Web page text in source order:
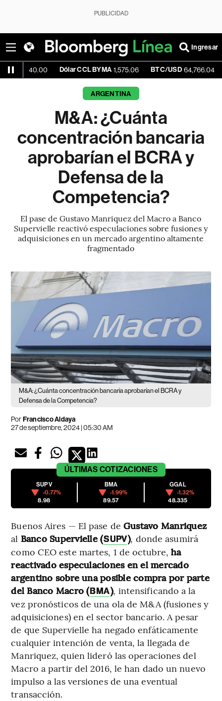
PUBLICIDAD
Ingresar
Dólar CCL BYMA 1,575.06 BTC/USD 64,766.04 -0.03%
ARGENTINA
M&A: ¿Cuánta
concentración bancaria
aprobarían el BCRA y
Defensa de la
Competencia?
El pase de Gustavo Manriquez del Macro a Banco
Supervielle reactivó especulaciones sobre fusiones y
adquisiciones en un mercado argentino altamente
fragmentado
M&A: ¿Cuánta concentración bancaria aprobarían el BCRA y
Defensa de la Competencia?
PorFrancisco Aldaya
27 de septiembre, 2024 | 05:30 AM
ÚLTIMAS COTIZACIONES
SUPV
-0.77%
8.98
BMA
-1.99%
89.57
GGAL
-1.32%
48.335
Buenos Aires — El pase de Gustavo Manriquez
al Banco Supervielle (SUPV), donde asumirá
como CEO este martes, 1 de octubre, ha
reactivado especulaciones en el mercado
argentino sobre una posible compra por parte
del Banco Macro (BMA), intensificando a la
vez pronósticos de una ola de M&A (fusiones y
adquisiciones) en el sector bancario. A pesar
de que Supervielle ha negado enfáticamente
cualquier intención de venta, la llegada de
Manriquez, quien lideró las operaciones del
Macro a partir del 2016, le han dado un nuevo
impulso a las versiones de una eventual
transacción.